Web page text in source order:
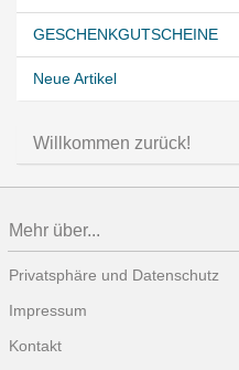
GESCHENKGUTSCHEINE
Neue Artikel
Willkommen zurück!
Mehr über...
Privatsphäre und Datenschutz
Impressum
Kontakt